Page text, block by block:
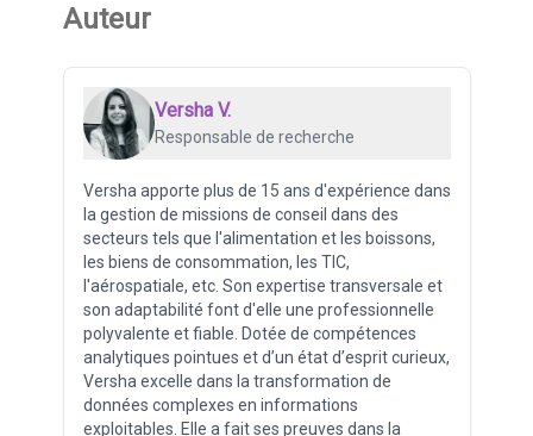
Auteur
Versha V.
Responsable de recherche
Versha apporte plus de 15 ans d'expérience dans
la gestion de missions de conseil dans des
secteurs tels que l'alimentation et les boissons,
les biens de consommation, les TIC,
l'aérospatiale, etc. Son expertise transversale et
son adaptabilité font d'elle une professionnelle
polyvalente et fiable. Dotée de compétences
analytiques pointues et d’un état d’esprit curieux,
Versha excelle dans la transformation de
données complexes en informations
exploitables. Elle a fait ses preuves dans la